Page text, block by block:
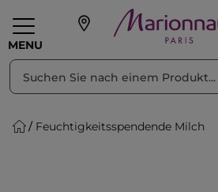
MENU
Geschenke PFLEGE
Feuchtigkeitsspendende Milch
sortieren nach